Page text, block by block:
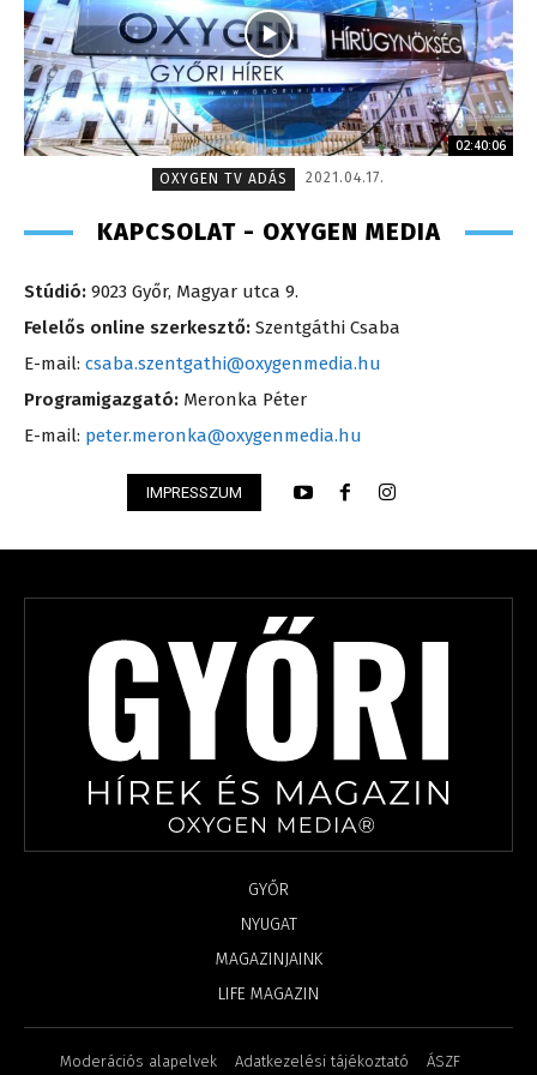
02:40:06
OXYGEN TV ADÁS
2021.04.17.
KAPCSOLAT - OXYGEN MEDIA
Stúdió: 9023 Győr, Magyar utca 9.
Felelős online szerkesztő: Szentgáthi Csaba
E-mail: csaba.szentgathi@oxygenmedia.hu
Programigazgató: Meronka Péter
E-mail: peter.meronka@oxygenmedia.hu
IMPRESSZUM
GYŐR
NYUGAT
MAGAZINJAINK
LIFE MAGAZIN
Moderációs alapelvek Adatkezelési tájékoztató ÁSZF